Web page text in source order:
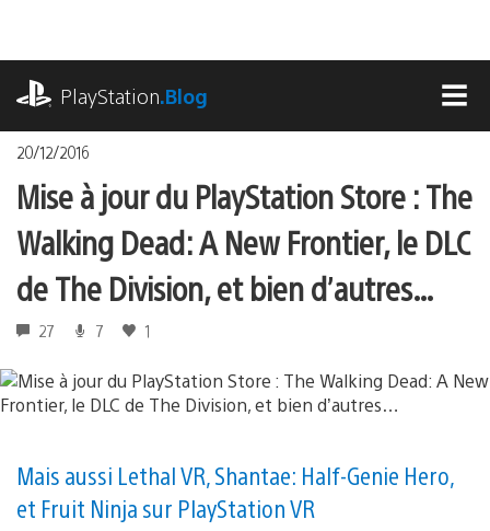
contenu
PlayStation.Blog
20/12/2016
Mise à jour du PlayStation Store : The
Walking Dead: A New Frontier, le DLC
de The Division, et bien d’autres…
27 7 1
Mais aussi Lethal VR, Shantae: Half-Genie Hero,
et Fruit Ninja sur PlayStation VR